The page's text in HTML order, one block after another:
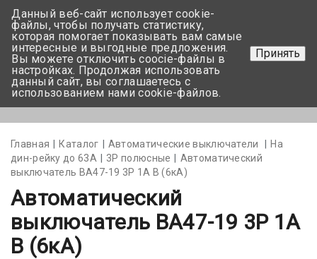
+375 17-350-99-56
+375 44-752-82-08
Задать вопрос
Главная Каталог Автоматические выключатели
На
дин-рейку до 63А
3Р полюсные
Автоматический
выключатель BA47-19 3P 1А В (6кА)
Автоматический
выключатель BA47-19 3P 1А
В (6кА)
Данный веб-сайт использует cookie-
файлы, чтобы получать статистику,
которая помогает показывать вам самые
интересные и выгодные предложения.
Вы можете отключить coocie-файлы в
настройках. Продолжая использовать
данный сайт, вы соглашаетесь с
использованием нами cookie-файлов.
Принять